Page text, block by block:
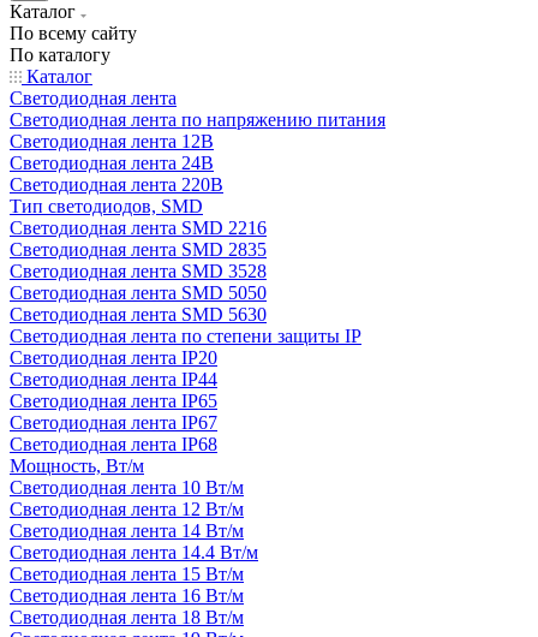
Каталог
По всему сайту
По каталогу
Каталог
Светодиодная лента
Светодиодная лента по напряжению питания
Светодиодная лента 12В
Светодиодная лента 24В
Светодиодная лента 220В
Тип светодиодов, SMD
Cветодиодная лента SMD 2216
Светодиодная лента SMD 2835
Светодиодная лента SMD 3528
Светодиодная лента SMD 5050
Светодиодная лента SMD 5630
Светодиодная лента по степени защиты IP
Светодиодная лента IP20
Светодиодная лента IP44
Светодиодная лента IP65
Светодиодная лента IP67
Светодиодная лента IP68
Мощность, Вт/м
Светодиодная лента 10 Вт/м
Светодиодная лента 12 Вт/м
Светодиодная лента 14 Вт/м
Светодиодная лента 14.4 Вт/м
Светодиодная лента 15 Вт/м
Светодиодная лента 16 Вт/м
Светодиодная лента 18 Вт/м